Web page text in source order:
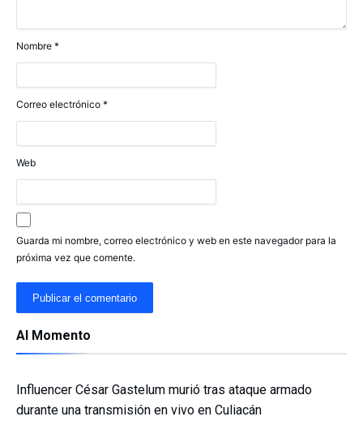
Nombre *
Correo electrónico *
Web
Guarda mi nombre, correo electrónico y web en este navegador para la
próxima vez que comente.
Al Momento
Influencer César Gastelum murió tras ataque armado
durante una transmisión en vivo en Culiacán